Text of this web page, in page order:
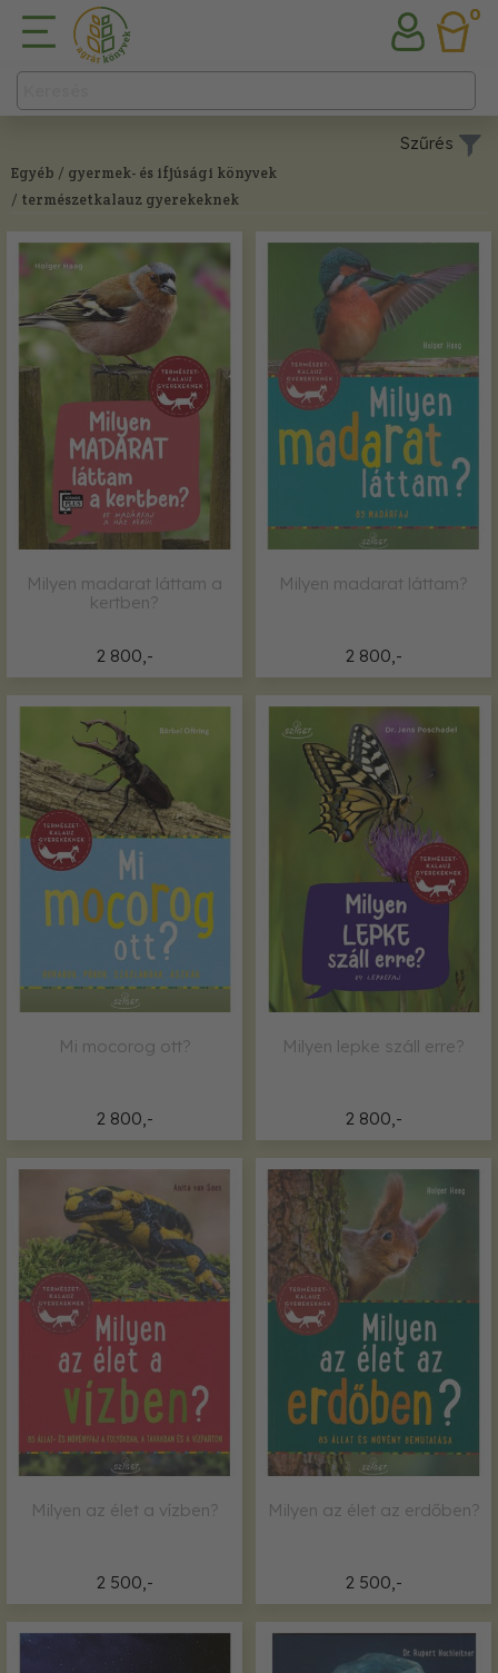
0
Egyéb / gyermek- és ifjúsági könyvek
/ természetkalauz gyerekeknek
2 800,-
Milyen madarat láttam a
kertben?
2 800,-
Milyen madarat láttam?
2 800,-
Mi mocorog ott?
2 800,-
Milyen lepke száll erre?
2 500,-
Milyen az élet a vízben?
2 500,-
Milyen az élet az erdőben?
Szűrés